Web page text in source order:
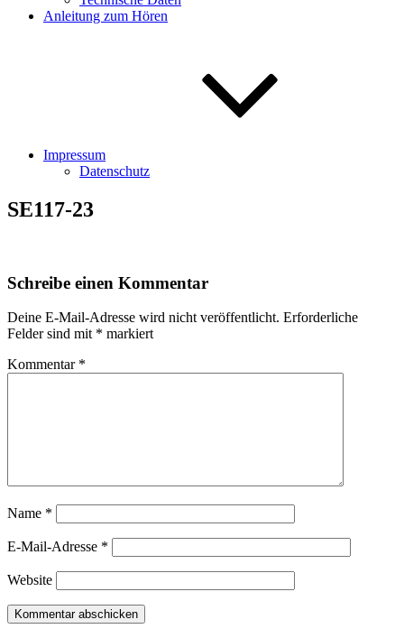
Anleitung zum Hören
Impressum
Datenschutz
SE117-23
Schreibe einen Kommentar
Deine E-Mail-Adresse wird nicht veröffentlicht. Erforderliche
Felder sind mit * markiert
Kommentar *
Name *
E-Mail-Adresse *
Website